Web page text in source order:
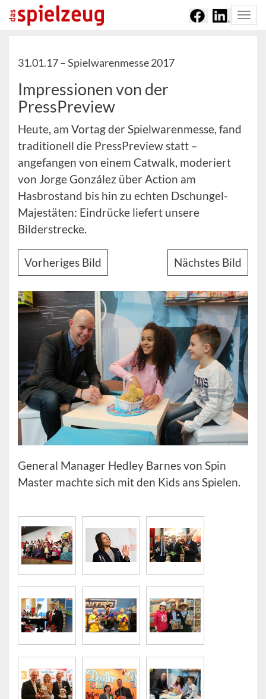
31.01.17 –Spielwarenmesse 2017
Impressionen von der
PressPreview
Heute, am Vortag der Spielwarenmesse, fand
traditionell die PressPreview statt –
angefangen von einem Catwalk, moderiert
von Jorge González über Action am
Hasbrostand bis hin zu echten Dschungel-
Majestäten: Eindrücke liefert unsere
Bilderstrecke.
Vorheriges Bild Nächstes Bild
General Manager Hedley Barnes von Spin
Master machte sich mit den Kids ans Spielen.